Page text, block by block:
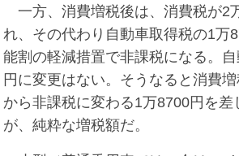
一方、消費増税後は、消費税が2
れ、その代わり自動車取得税の1万
能割の軽減措置で非課税になる。
円に変更はない。そうなると消費
から非課税に変わる1万8700円を差
が、純粋な増税額だ。